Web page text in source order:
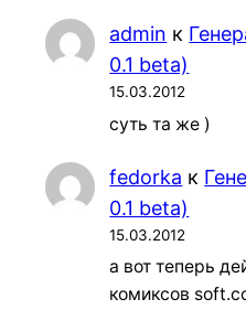
admin к
0.1 beta)
15.03.2012
суть та же )
fedorka к
0.1 beta)
15.03.2012
а вот теперь
комиксов